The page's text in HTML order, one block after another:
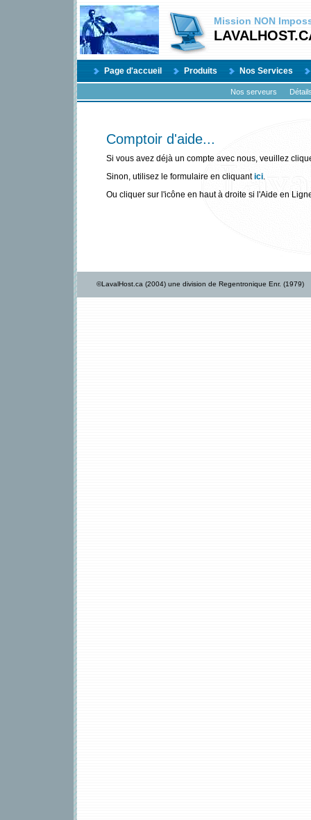
Mission NON
Page d'accueil Produits Nos Services
Nos serveurs
Comptoir d'aide...
Si vous avez déjà un compte avec nous, veuillez
Sinon, utilisez le formulaire en cliquantici.
Ou cliquer sur l'icône en haut à droite si l'Aide en
©LavalHost.ca (2004) une division de Regentronique Enr. (1979)